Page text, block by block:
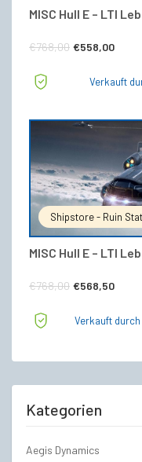
MISC Hull E – LTI
€768,00
€768,00
€558,00
Verkauft
Shipstore - Ruin
MISC Hull E – LTI
€768,00 €568,50
Verkauft
Kategorien
Aegis Dynamics